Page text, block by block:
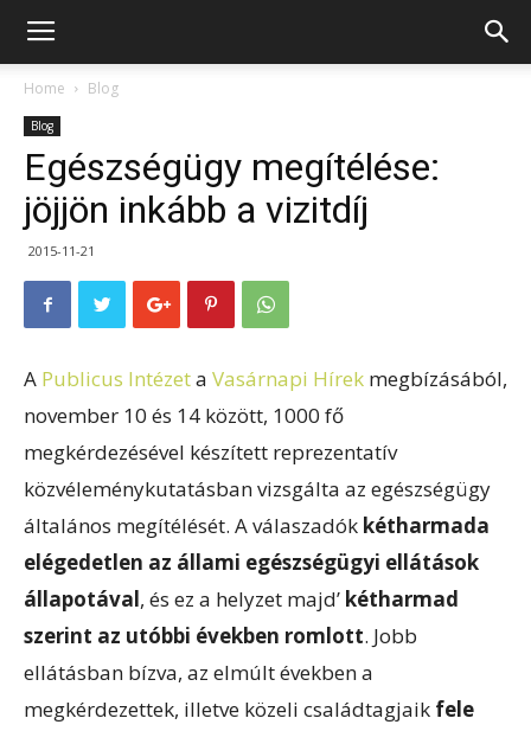
Home Blog
Blog
Egészségügy megítélése:
jöjjön inkább a vizitdíj
2015-11-21
A Publicus Intézeta Vasárnapi Hírek megbízásából,
november 10 és 14 között, 1000 fő
megkérdezésével készített reprezentatív
közvéleménykutatásban vizsgálta az egészségügy
általános megítélését. A válaszadók kétharmada
elégedetlen az állami egészségügyi ellátások
állapotával, és ez a helyzet majd’ kétharmad
szerint az utóbbi években romlott. Jobb
ellátásban bízva, az elmúlt években a
megkérdezettek, illetve közeli családtagjaik fele